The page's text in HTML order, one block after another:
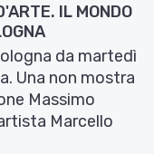
IL MONDO
da martedì
Una non mostra
Massimo
Marcello